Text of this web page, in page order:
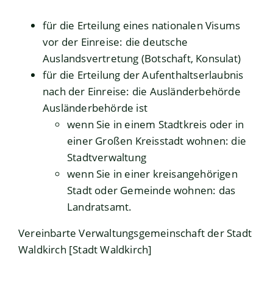
für die Erteilung eines nationalen Visums
vor der Einreise: die deutsche
Auslandsvertretung (Botschaft, Konsulat)
für die Erteilung der Aufenthaltserlaubnis
nach der Einreise: die Ausländerbehörde
Ausländerbehörde ist
wenn Sie in einem Stadtkreis oder in
einer Großen Kreisstadt wohnen: die
Stadtverwaltung
wenn Sie in einer kreisangehörigen
Stadt oder Gemeinde wohnen: das
Landratsamt.
Vereinbarte Verwaltungsgemeinschaft der Stadt
Waldkirch [Stadt Waldkirch]